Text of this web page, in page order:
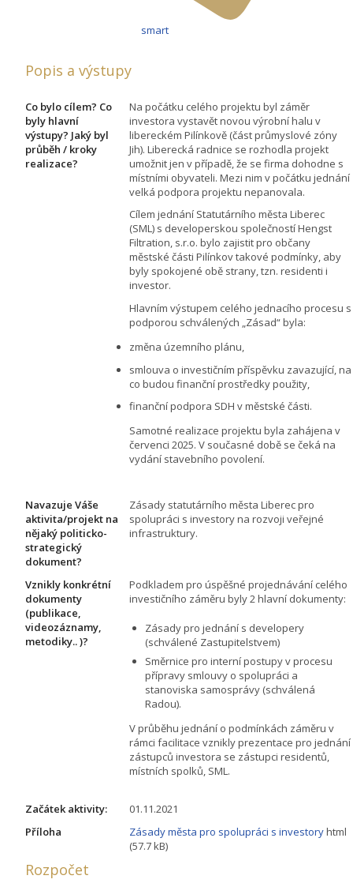
smart
Popis a výstupy
Co bylo cílem? Co
byly hlavní
výstupy? Jaký byl
průběh / kroky
realizace?
Na počátku celého projektu byl záměr
investora vystavět novou výrobní halu v
libereckém Pilínkově (část průmyslové zóny
Jih). Liberecká radnice se rozhodla projekt
umožnit jen v případě, že se firma dohodne s
místními obyvateli. Mezi nim v počátku jednání
velká podpora projektu nepanovala.
Cílem jednání Statutárního města Liberec
(SML) s developerskou společností Hengst
Filtration, s.r.o. bylo zajistit pro občany
městské části Pilínkov takové podmínky, aby
byly spokojené obě strany, tzn. residenti i
investor.
Hlavním výstupem celého jednacího procesu s
podporou schválených „Zásad“ byla:
změna územního plánu,
smlouva o investičním příspěvku zavazující, na
co budou finanční prostředky použity,
finanční podpora SDH v městské části.
Samotné realizace projektu byla zahájena v
červenci 2025. V současné době se čeká na
vydání stavebního povolení.
Navazuje Váše
aktivita/projekt na
nějaký politicko-
strategický
dokument?
Zásady statutárního města Liberec pro
spolupráci s investory na rozvoji veřejné
infrastruktury.
Vznikly konkrétní
dokumenty
(publikace,
videozáznamy,
metodiky.. )?
Podkladem pro úspěšné projednávání celého
investičního záměru byly 2 hlavní dokumenty:
Zásady pro jednání s developery
(schválené Zastupitelstvem)
Směrnice pro interní postupy v procesu
přípravy smlouvy o spolupráci a
stanoviska samosprávy (schválená
Radou).
V průběhu jednání o podmínkách záměru v
rámci facilitace vznikly prezentace pro jednání
zástupců investora se zástupci residentů,
místních spolků, SML.
Začátek aktivity:
01.11.2021
Příloha
Zásady města pro spolupráci s investoryhtml
(57.7 kB)
Rozpočet